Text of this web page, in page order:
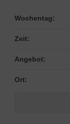
Wochentag:
Zeit:
Angebot:
Ort: